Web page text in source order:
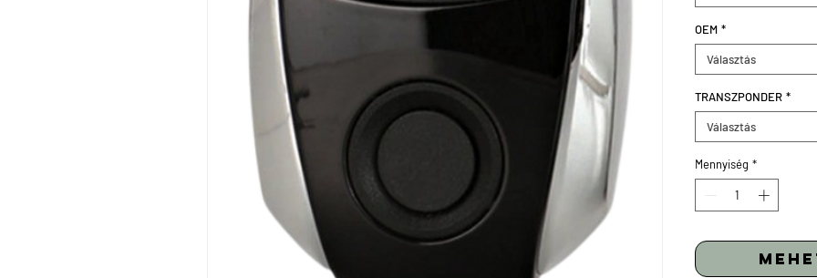
OEM *
Választás
TRANSZPONDER *
Választás
Mennyiség *